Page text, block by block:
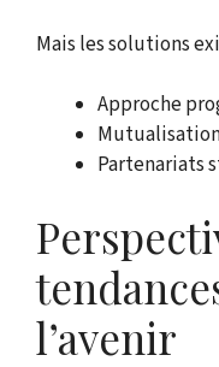
Mais les solutions
Approche
Partenariats
l’avenir